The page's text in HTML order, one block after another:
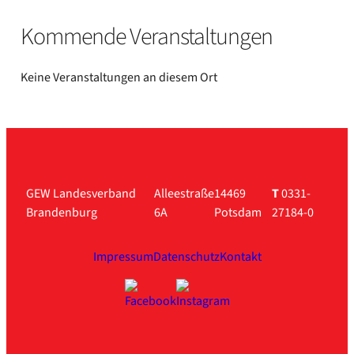
Kom­men­de Ver­an­stal­tun­gen
Kei­ne Ver­an­stal­tun­gen an die­sem Ort
GEW Landesverband
Brandenburg
Alleestraße
6A
14469
Potsdam
T0331-
27184-0
ImpressumDatenschutzKontakt